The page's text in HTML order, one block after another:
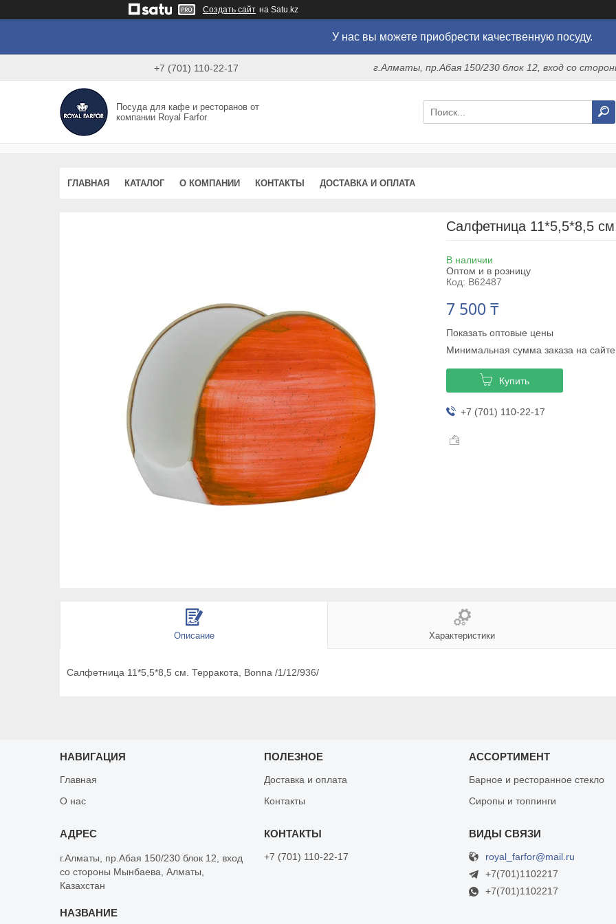
Создать сайт на Satu.kz
У нас вы можете приобрести качественную посуду.
+7 (701) 110-22-17 г.Алматы, пр.Абая 150/230 блок 12, вход со
Посуда для кафе и ресторанов от
компании Royal Farfor
ГЛАВНАЯ КАТАЛОГ О КОМПАНИИ КОНТАКТЫ ДОСТАВКА И ОПЛАТА
Салфетница 11*5,5*8,5
В наличии
Оптом и в розницу
Код: B62487
7 500 ₸
Показать оптовые цены
Минимальная сумма заказа на
Купить
+7 (701) 110-22-17
Описание Характеристики
Салфетница 11*5,5*8,5 см. Терракота, Bonna /1/12/936/
НАВИГАЦИЯ
Главная
О нас
ПОЛЕЗНОЕ
Доставка и оплата
Контакты
АССОРТИМЕНТ
Барное и ресторанное стекло
Сиропы и топпинги
г.Алматы, пр.Абая 150/230 блок 12, вход
со стороны Мынбаева, Алматы,
Казахстан
+7 (701) 110-22-17
royal_farfor@mail.ru
+7(701)1102217
+7(701)1102217